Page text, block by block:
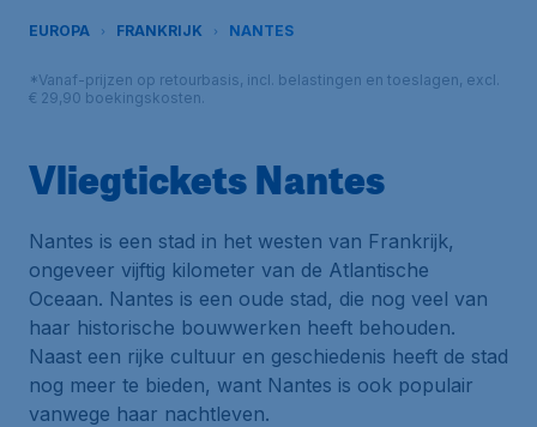
EUROPA FRANKRIJK NANTES
*Vanaf-prijzen op retourbasis, incl. belastingen en toeslagen, excl.
€ 29,90 boekingskosten.
Vliegtickets Nantes
Nantes is een stad in het westen van Frankrijk,
ongeveer vijftig kilometer van de Atlantische
Oceaan. Nantes is een oude stad, die nog veel van
haar historische bouwwerken heeft behouden.
Naast een rijke cultuur en geschiedenis heeft de stad
nog meer te bieden, want Nantes is ook populair
vanwege haar nachtleven.